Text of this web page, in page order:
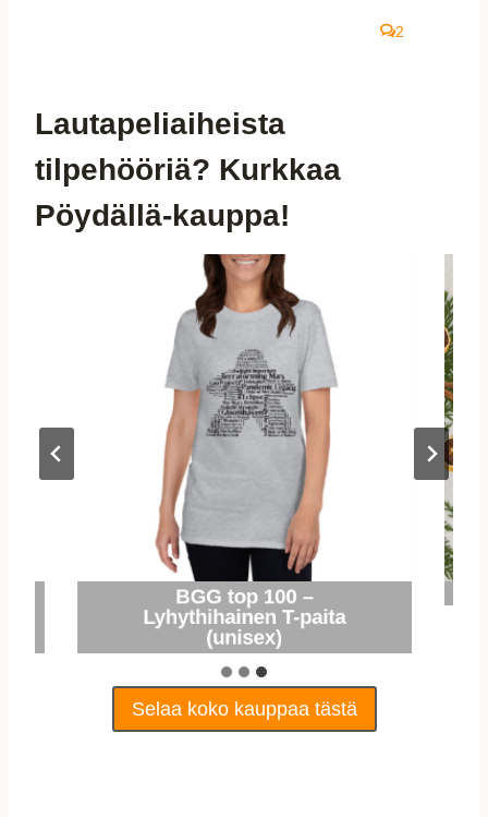
2
Lautapeliaiheista
tilpehööriä? Kurkkaa
Pöydällä-kauppa!
BGG top 100 –
Lyhythihainen T-paita
(unisex)
Selaa koko kauppaa tästä